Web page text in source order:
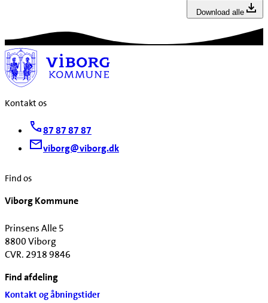
Download alle
Kontakt os
87 87 87 87
viborg@viborg.dk
Find os
Viborg Kommune
Prinsens Alle 5
8800 Viborg
CVR. 2918 9846
Find afdeling
Kontakt og åbningstider